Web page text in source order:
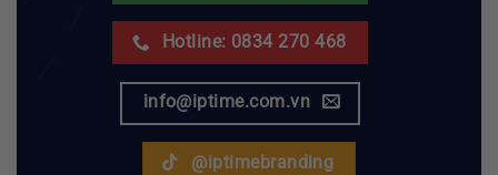
Hotline: 0834 270 468
info@iptime.com.vn
@iptimebranding